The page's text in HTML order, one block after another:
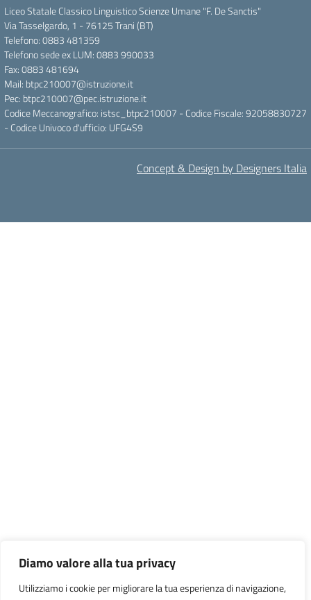
Diamo valore alla tua privacy
Utilizziamo i cookie per migliorare la tua esperienza di navigazione,
Liceo Statale Classico Linguistico Scienze Umane "F. De Sanctis"
Via Tasselgardo, 1 - 76125 Trani (BT)
Telefono: 0883 481359
Telefono sede ex LUM: 0883 990033
Fax: 0883 481694
Mail: btpc210007@istruzione.it
Pec: btpc210007@pec.istruzione.it
Codice Meccanografico: istsc_btpc210007 - Codice Fiscale: 92058830727
- Codice Univoco d'ufficio: UFG4S9
Concept & Design by Designers Italia